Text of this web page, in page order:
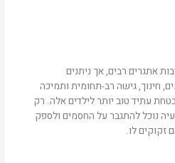
אתגרים רבים, אך ניתנים
חינוך, גישה רב-תחומית ותמיכה
עתיד טוב יותר לילדים אלה. רק
נוכל להתגבר על החסמים ולספק